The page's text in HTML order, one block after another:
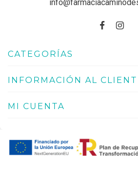
CATEGORÍAS
INFORMACIÓN AL
MI CUENTA